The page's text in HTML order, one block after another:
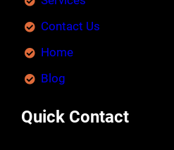
Contact Us
Home
Blog
Quick Contact